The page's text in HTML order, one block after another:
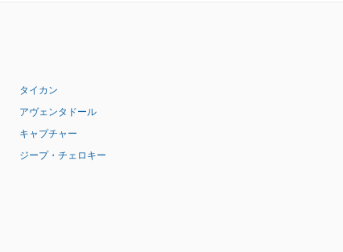
タイカン
アヴェンタドール
キャプチャー
ジープ・チェロキー